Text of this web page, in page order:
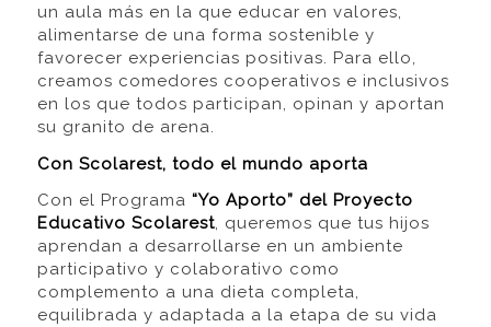
un aula más en la que educar en valores,
alimentarse de una forma sostenible y
favorecer experiencias positivas. Para ello,
creamos comedores cooperativos e inclusivos
en los que todos participan, opinan y aportan
su granito de arena.
Con Scolarest, todo el mundo aporta
Con el Programa “Yo Aporto” del Proyecto
Educativo Scolarest, queremos que tus hijos
aprendan a desarrollarse en un ambiente
participativo y colaborativo como
complemento a una dieta completa,
equilibrada y adaptada a la etapa de su vida